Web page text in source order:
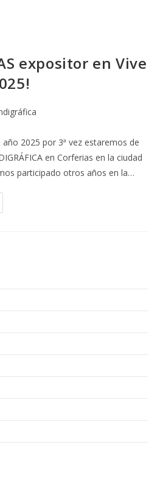
expositor en Vive
2025 por 3ª vez estaremos de
en Corferias en la ciudad
participado otros años en la…